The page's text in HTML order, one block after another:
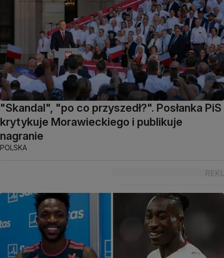
"Skandal", "po co przyszedł?". Posłanka PiS
krytykuje Morawieckiego i publikuje
nagranie
POLSKA